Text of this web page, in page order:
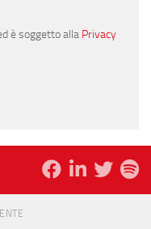
è soggetto alla Privacy